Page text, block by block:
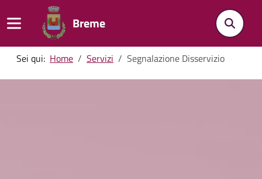
Breme
Sei qui: Home Servizi Segnalazione Disservizio